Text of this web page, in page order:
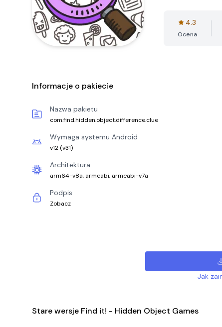
4.3
Ocena
Informacje o pakiecie
Nazwa pakietu
com.find.hidden.object.difference.clue
Wymaga systemu Android
v12 (v31)
Architektura
arm64-v8a, armeabi, armeabi-v7a
Podpis
Zobacz
Jak
Stare wersje Find it! - Hidden Object Games